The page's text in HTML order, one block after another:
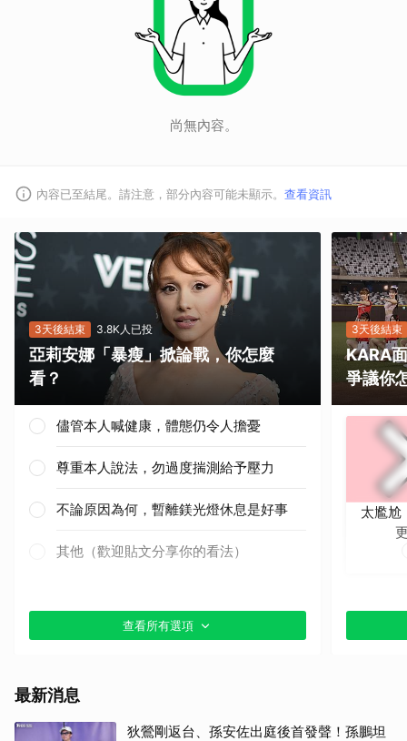
尚無內容。
內容已至結尾。請注意，部分內容可能未顯示。 查看資訊
3天後結束 3.8K人已投
亞莉安娜「暴瘦」掀論戰，你怎麼
看？
儘管本人喊健康，體態仍令人擔憂
尊重本人說法，勿過度揣測給予壓力
不論原因為何，暫離鎂光燈休息是好事
其他（歡迎貼文分享你的看法）
查看所有選項
3天後結束
KARA
爭議你
太尷尬
最新消息
狄鶯剛返台、孫安佐出庭後首發聲！孫鵬坦
取消